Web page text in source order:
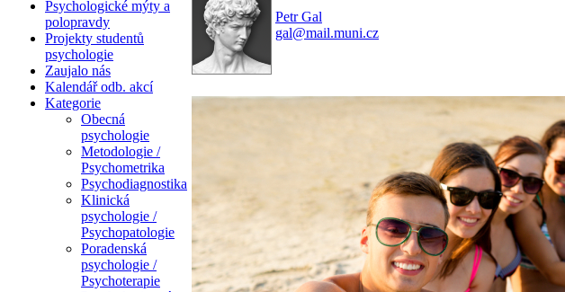
Psychologické mýty a
polopravdy
Projekty studentů
psychologie
Zaujalo nás
Kalendář odb. akcí
Kategorie
Obecná
psychologie
Metodologie /
Psychometrika
Psychodiagnostika
Klinická
psychologie /
Psychopatologie
Poradenská
psychologie /
Psychoterapie
Petr Gal
gal@mail.muni.cz